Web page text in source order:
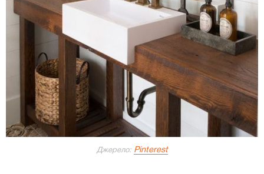
Джерело: Pinterest